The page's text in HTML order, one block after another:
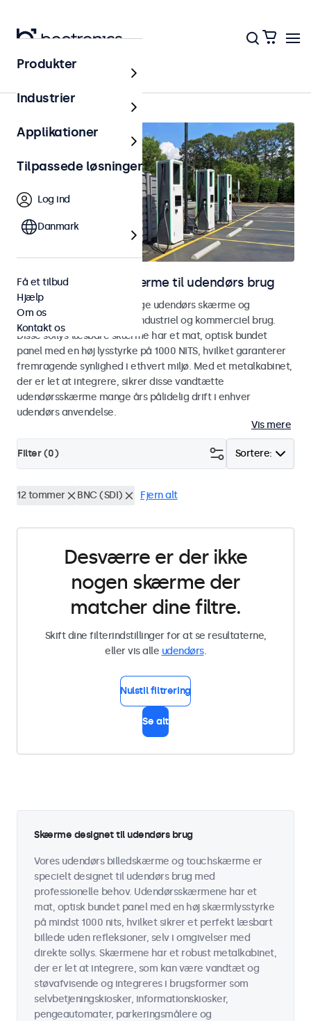
Udendørs
Skærme og touchskærme til udendørs brug
Udforsk vores vejrbestandige udendørs skærme og
touchskærme designet til industriel og kommerciel brug.
Disse sollys-læsbare skærme har et mat, optisk bundet
panel med en høj lysstyrke på 1000 NITS, hvilket garanterer
fremragende synlighed i ethvert miljø. Med et metalkabinet,
der er let at integrere, sikrer disse vandtætte
udendørsskærme mange års pålidelig drift i enhver
udendørs anvendelse.
Vis mere
Sortere:
Filter (0)
12 tommer BNC (SDI) Fjern alt
Desværre er der ikke
nogen skærme der
matcher dine filtre.
Skift dine filterindstillinger for at se resultaterne,
eller vis alle udendørs.
Nulstil filtrering
Se alt
Skærme designet til udendørs brug
Vores udendørs billedskærme og touchskærme er
specielt designet til udendørs brug med
professionelle behov. Udendørsskærmene har et
mat, optisk bundet panel med en høj skærmlysstyrke
på mindst 1000 nits, hvilket sikrer et perfekt læsbart
billede uden refleksioner, selv i omgivelser med
direkte sollys. Skærmene har et robust metalkabinet,
der er let at integrere, som kan være vandtæt og
støvafvisende og integreres i brugsformer som
selvbetjeningskiosker, informationskiosker,
pengeautomater, parkeringsmålere og
Produkter
Industrier
Applikationer
Tilpassede løsninger
Log ind
Danmark
Få et tilbud
Hjælp
Om os
Kontakt os